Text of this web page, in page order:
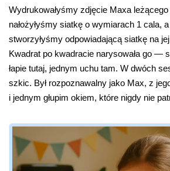
Wydrukowałyśmy zdjęcie Maxa leżącego
nałożyłyśmy siatkę o wymiarach 1 cala,
stworzyłyśmy odpowiadającą siatkę na
Kwadrat po kwadracie narysowała go —
łapie tutaj, jednym uchu tam. W dwóch
szkic. Był rozpoznawalny jako Max, z
i jednym głupim okiem, które nigdy nie